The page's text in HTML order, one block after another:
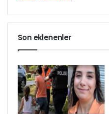
arasındaki
koşullarda “
belirli
onunla
içinde olan
da hiçbir
Son eklenenler